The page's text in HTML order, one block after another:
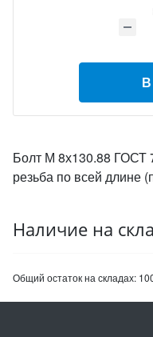
Болт М 8х130.88 ГОСТ
резьба по всей длине
Наличие на
Общий остаток на складах: